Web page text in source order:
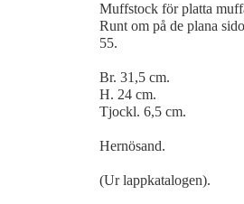
Muffstock för platta
Runt om på de plana
55.
Br. 31,5 cm.
H. 24 cm.
Tjockl. 6,5 cm.
Hernösand.
(Ur lappkatalogen).